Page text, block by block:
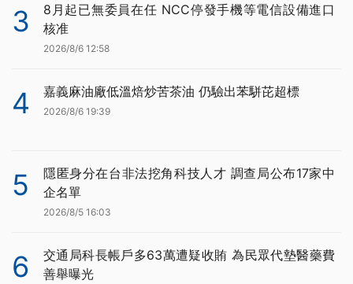
3
8月起已無委員在任 NCC停發手機等電信設備進口
核准
2026/8/6 12:58
4 嘉義麻油廠低溫焙炒苦茶油 仍驗出苯駢芘超標
2026/8/6 19:39
5
隱匿身分在台非法挖角科技人才 調查局公布17家中
企名單
2026/8/5 16:03
6
交通局科長帳戶多63萬遭疑收賄 為民眾代墊醫藥費
善舉曝光